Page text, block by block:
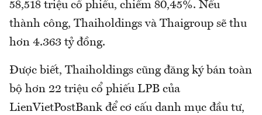
58,518 triệu cổ phiếu, chiếm 80,45%. Nếu
thành công, Thaiholdings và Thaigroup sẽ thu
hơn 4.363 tỷ đồng.
Được biết, Thaiholdings cũng đăng ký bán toàn
bộ hơn 22 triệu cổ phiếu LPB của
LienVietPostBank để cơ cấu danh mục đầu tư,